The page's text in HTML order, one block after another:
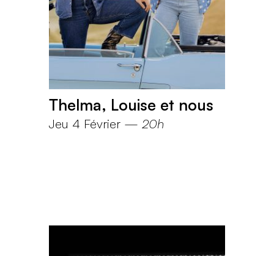
Thelma, Louise et nous
Jeu 4 Février — 20h